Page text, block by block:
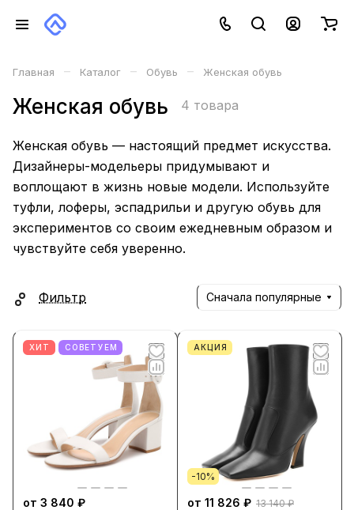
Главная – Каталог – Обувь – Женская обувь
Женская обувь 4 товара
Женская обувь — настоящий предмет искусства.
Дизайнеры-модельеры придумывают и
воплощают в жизнь новые модели. Используйте
туфли, лоферы, эспадрильи и другую обувь для
экспериментов со своим ежедневным образом и
чувствуйте себя уверенно.
Фильтр Сначала популярные
ХИТ СОВЕТУЕМ
от 3 840 ₽
АКЦИЯ
-10%
от 11 826 ₽ 13 140 ₽